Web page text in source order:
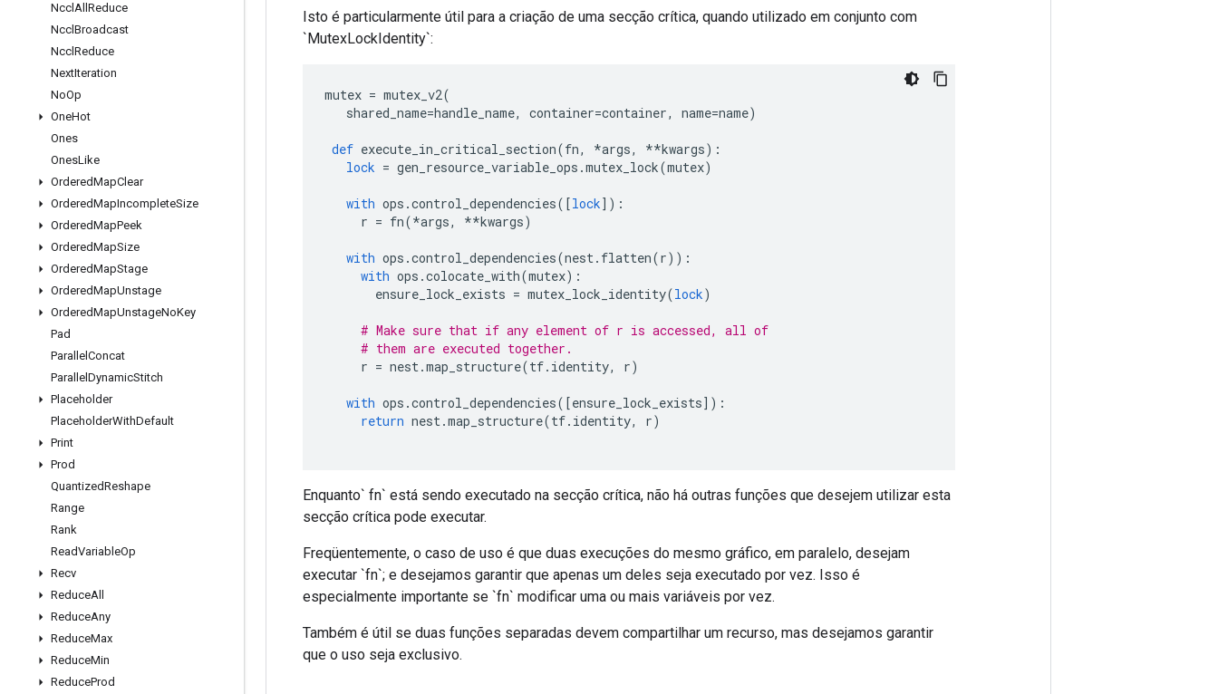
Nccl All Reduce
Nccl Broadcast
Nccl Reduce
NextIteration
NoOp
OneHot
Ones
OnesLike
OrderedMapClear
OrderedMapIncompleteSize
OrderedMapPeek
OrderedMapSize
OrderedMapStage
OrderedMapUnstage
OrderedMapUnstageNoKey
Pad
Parallel Concat
Parallel DynamicStitch
Placeholder
PlaceholderWithDefault
Print
Prod
QuantizedReshape
Range
Rank
ReadVariableOp
Recv
ReduceAll
ReduceAny
ReduceMax
ReduceMin
ReduceProd
Isto é particularmente útil para a criação de uma secção crítica, quando utilizado em conjunto com
`MutexLockIdentity`:
mutex = mutex_v2(
shared_name=handle_name, container=container, name=name)
def execute_in_critical_section(fn, *args, **kwargs):
lock = gen_resource_variable_ops .mutex_lock(mutex)
with ops .control_dependencies([lock]):
r = fn(*args, **kwargs)
with ops .control_dependencies(nest. flatten(r)):
with ops .colocate_with(mutex):
ensure_lock_exists = mutex_lock_identity(lock)
# Make sure that if any element of r is accessed, all of
# them are executed together.
r = nest.map_structure(tf. identity, r)
with ops .control_dependencies([ensure_lock_exists]):
return nest.map_structure(tf. identity, r)
Enquanto` fn` está sendo executado na secção crítica, não há outras funções que desejem utilizar esta
secção crítica pode executar.
Freqüentemente, o caso de uso é que duas execuções do mesmo gráfico, em paralelo, desejam
executar `fn`; e desejamos garantir que apenas um deles seja executado por vez. Isso é
especialmente importante se `fn` modificar uma ou mais variáveis ​​por vez.
Também é útil se duas funções separadas devem compartilhar um recurso, mas desejamos garantir
que o uso seja exclusivo.